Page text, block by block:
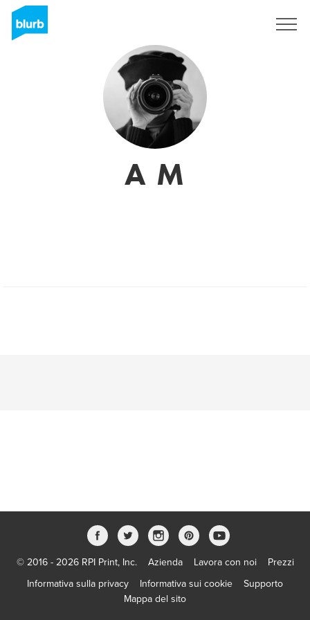
A M
© 2016 - 2026 RPI Print, Inc. Azienda Lavora con noi
Prezzi
Informativa sulla privacy
Informativa sui cookie
Supporto
Mappa del sito